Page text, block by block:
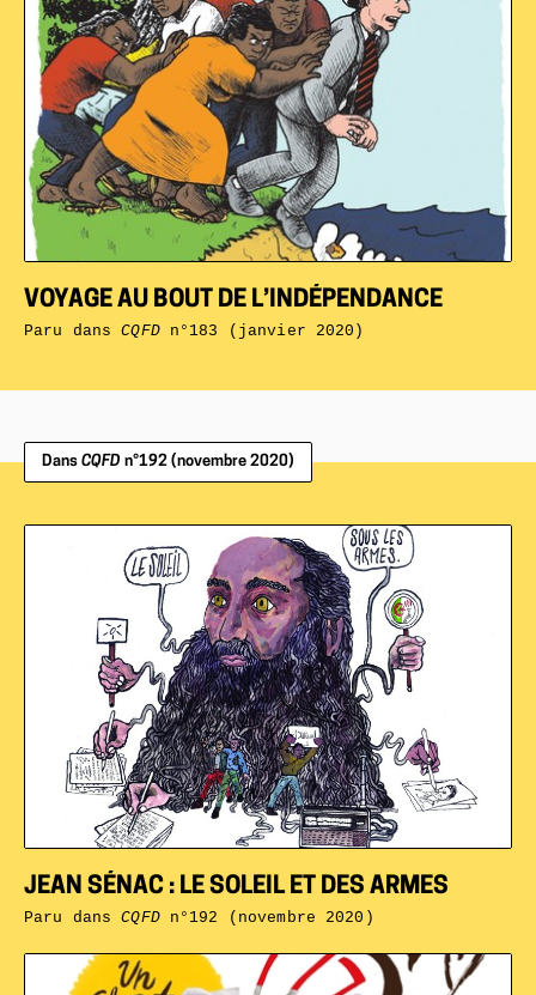
VOYAGE AU BOUT DE L’INDÉPENDANCE
Paru dansCQFDn°183 (janvier 2020)
Dans CQFD n°192 (novembre 2020)
JEAN SÉNAC : LE SOLEIL ET DES ARMES
Paru dansCQFDn°192 (novembre 2020)